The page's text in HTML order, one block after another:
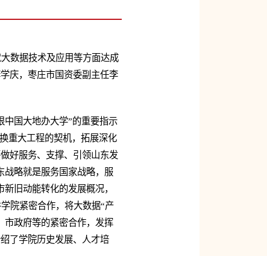
数据技术及应用等方面达成
庆，枣庄市国资委副主任李
中国大地办大学”的重要指示
重大工程的契机，拓展深化
好服务、支撑、引领山东发
战略就是服务国家战略，服
旧动能转化的发展概况，
院紧密合作，将大数据“产
市政府等的紧密合作，发挥
了学院历史发展、人才培